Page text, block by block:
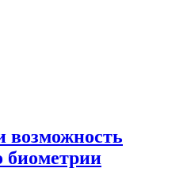
возможность
биометрии